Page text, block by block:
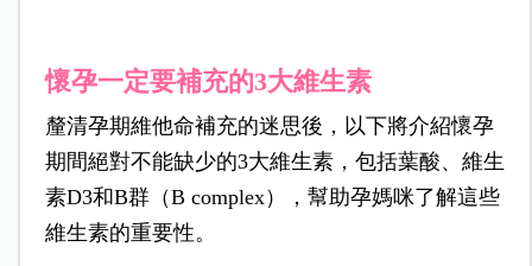
懷孕一定要補充的3大維生素
釐清孕期維他命補充的迷思後，以下將介紹懷孕
期間絕對不能缺少的3大維生素，包括葉酸、維生
素D3和B群（B complex），幫助孕媽咪了解這些
維生素的重要性。